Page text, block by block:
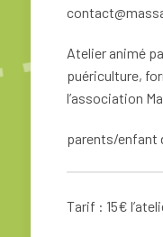
Atelier animé
puériculture,
l’association
parents/enfant
Tarif : 15€